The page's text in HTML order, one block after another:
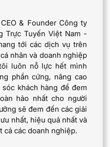
& Founder Công ty
Trực Tuyến Việt Nam -
tới các dịch vụ trên
nhân và doanh nghiệp
luôn nỗ lực hết mình
phần cứng, nâng cao
khách hàng để đem
hảo nhất cho người
sẽ đem đến các giải
nhất, hiệu quả nhất và
cả các doanh nghiệp.